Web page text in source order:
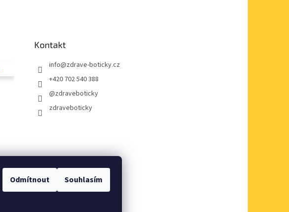
Odmítnout Souhlasím
Kontakt
info@zdrave-boticky.cz
+420 702 540 388
@zdraveboticky
zdraveboticky